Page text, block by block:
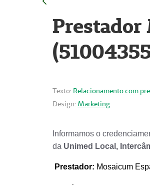
Prestador
Texto: Relacionamento com
Design: Marketing
Informamos o
da Unimed Local,
Prestador: Mosaicum